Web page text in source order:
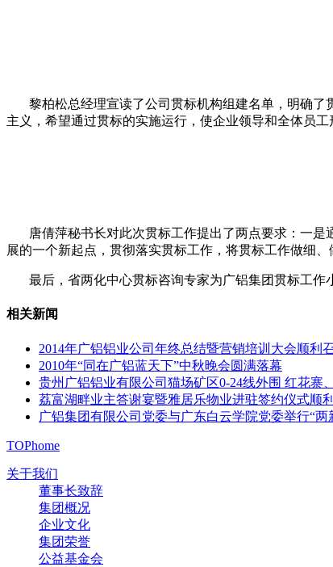
黎柏松总经理宣读了公司贯标机构组建名单，明确了
主义，希望通过贯标的实施运行，使企业领导和全体员
唐倩萍秘书长对此次贯标工作提出了两点要求：一是
展的一个新起点，贯彻落实贯标工作，将贯标工作做细、
最后，省两化中心贯标咨询专家为广铝集团贯标工作
相关新闻
2014年广铝铝业公司年终总结暨营销培训大会顺利
2010年“同在广铝蓝天下”中秋晚会圆满落幕
贵州广铝铝业有限公司猫场矿区0-24线外围 红花寨
荔富湖畔业主答谢宴暨雅居乐物业进驻签约仪式顺
广铝集团有限公司党委与广东白云学院党委举行“
TOPhome
关于我们
董事长致辞
集团概况
企业文化
集团荣誉
公益基金会